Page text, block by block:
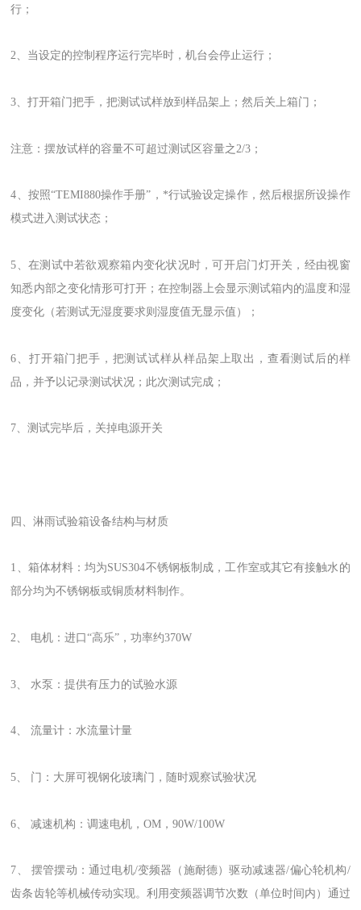
行；
2、当设定的控制程序运行完毕时，机台会停止运行；
3、打开箱门把手，把测试试样放到样品架上；然后关上箱门；
注意：摆放试样的容量不可超过测试区容量之2/3；
4、按照“TEMI880操作手册”，*行试验设定操作，然后根据所设操作
模式进入测试状态；
5、在测试中若欲观察箱内变化状况时，可开启门灯开关，经由视窗
知悉内部之变化情形可打开；在控制器上会显示测试箱内的温度和湿
度变化（若测试无湿度要求则湿度值无显示值）；
6、打开箱门把手，把测试试样从样品架上取出，查看测试后的样
品，并予以记录测试状况；此次测试完成；
7、测试完毕后，关掉电源开关
四、淋雨试验箱设备结构与材质
1、箱体材料：均为SUS304不锈钢板制成，工作室或其它有接触水的
部分均为不锈钢板或铜质材料制作。
2、 电机：进口“高乐”，功率约370W
3、 水泵：提供有压力的试验水源
4、 流量计：水流量计量
5、 门：大屏可视钢化玻璃门，随时观察试验状况
6、 减速机构：调速电机，OM，90W/100W
7、 摆管摆动：通过电机/变频器（施耐德）驱动减速器/偏心轮机构/
齿条齿轮等机械传动实现。利用变频器调节次数（单位时间内）通过